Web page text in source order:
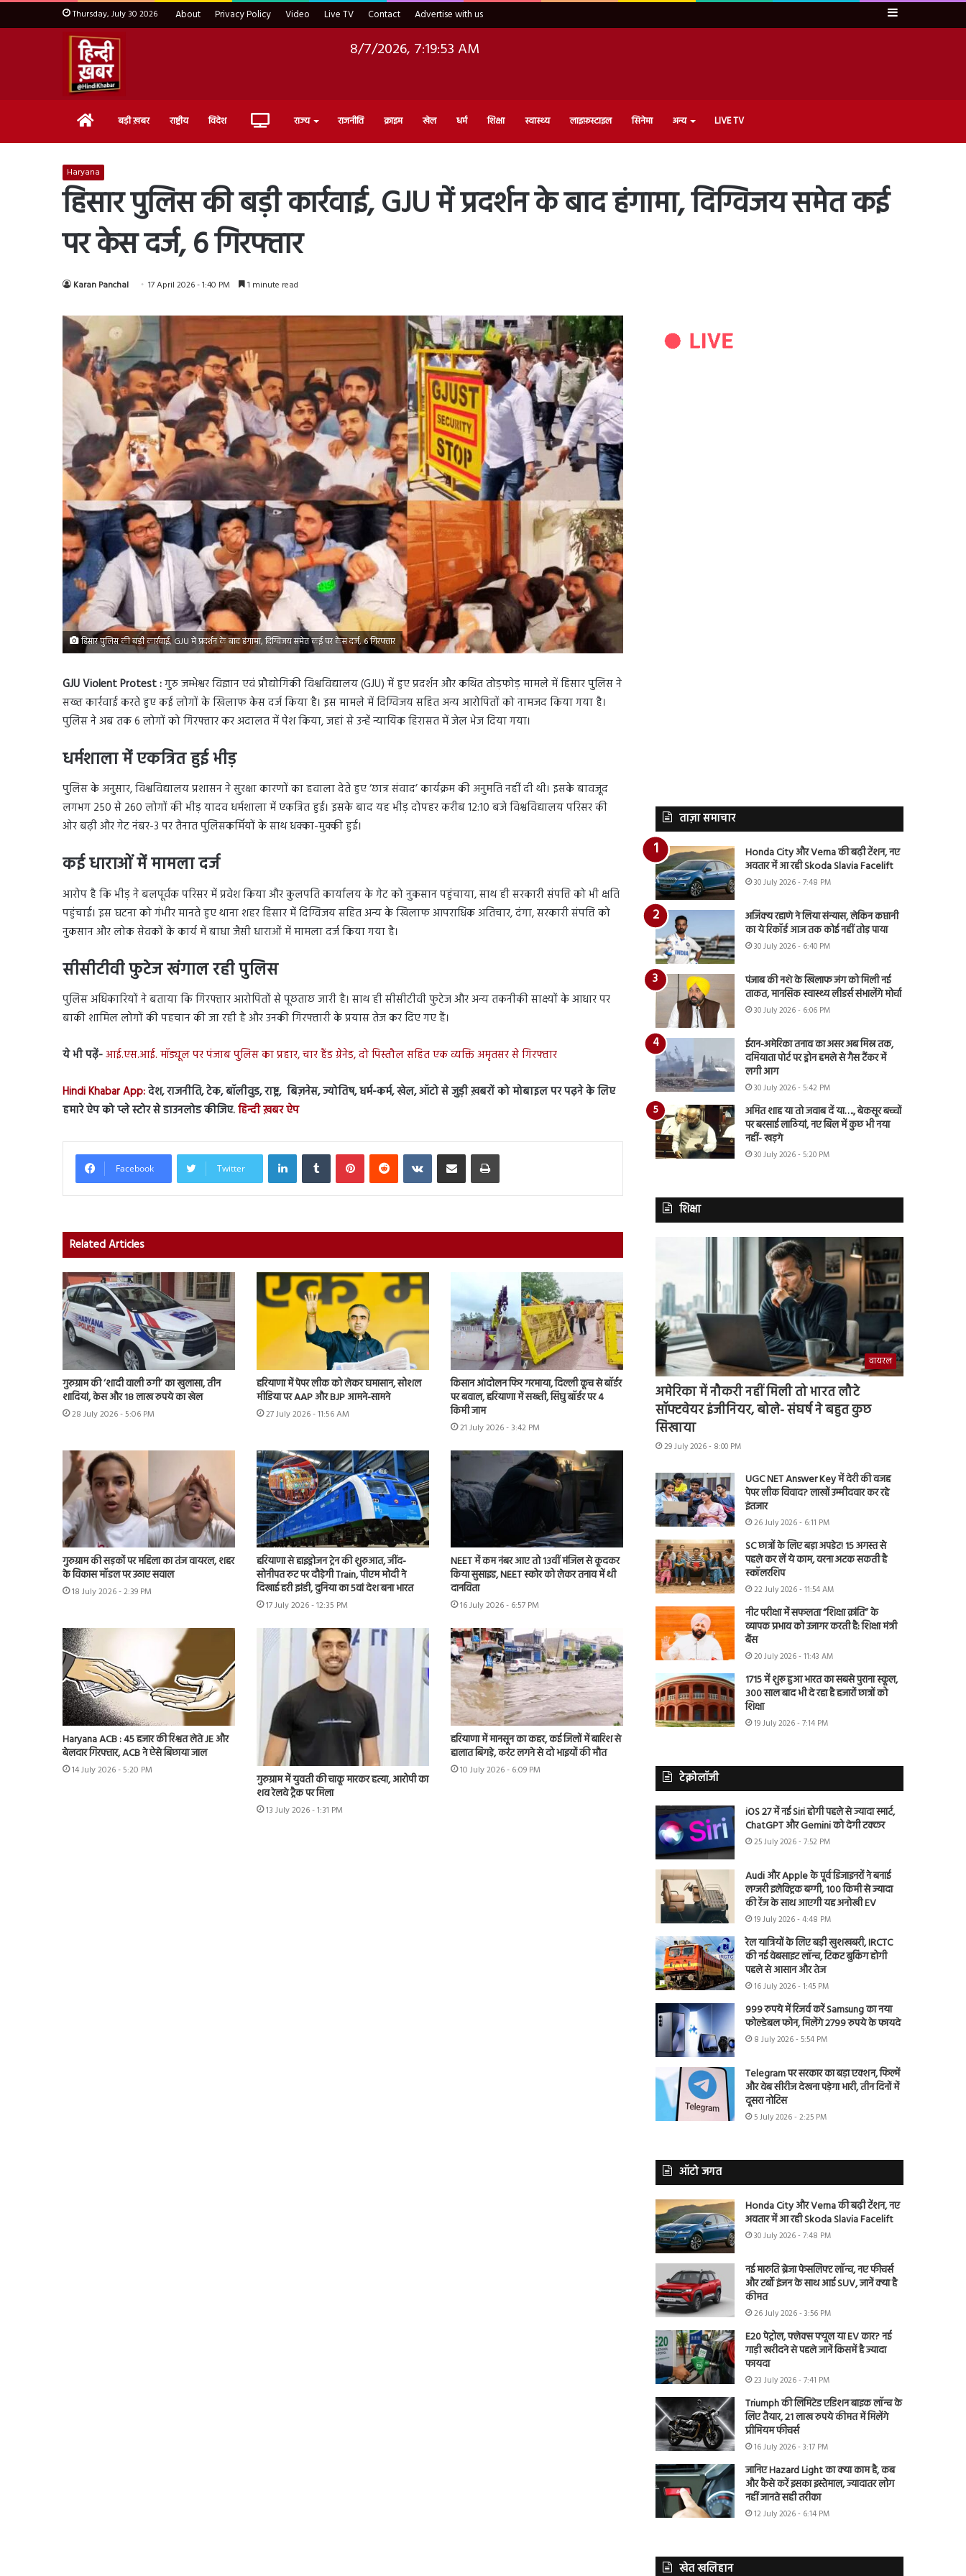
Thursday, July 30 2026 About Privacy Policy Video Live TV Contact Advertise with us Sidebar
8/7/2026, 7:19:54 AM
Home बड़ी ख़बर राष्ट्रीय विदेश Live राज्य राजनीति क्राइम खेल धर्म शिक्षा स्वास्थ्य लाइफ़स्टाइल सिनेमा अन्य LIVE TV
Haryana
हिसार पुलिस की बड़ी कार्रवाई, GJU में प्रदर्शन के बाद हंगामा, दिग्विजय समेत कई
पर केस दर्ज, 6 गिरफ्तार
Karan Panchal 17 April 2026 - 1:40 PM 1 minute read
हिसार पुलिस की बड़ी कार्रवाई, GJU में प्रदर्शन के बाद हंगामा, दिग्विजय समेत कई पर केस दर्ज, 6 गिरफ्तार
GJU Violent Protest :गुरु जम्भेश्वर विज्ञान एवं प्रौद्योगिकी विश्वविद्यालय (GJU) में हुए प्रदर्शन और कथित तोड़फोड़ मामले में हिसार पुलिस ने
सख्त कार्रवाई करते हुए कई लोगों के खिलाफ केस दर्ज किया है। इस मामले में दिग्विजय सहित अन्य आरोपितों को नामजद किया गया है।
पुलिस ने अब तक 6 लोगों को गिरफ्तार कर अदालत में पेश किया, जहां से उन्हें न्यायिक हिरासत में जेल भेज दिया गया।
धर्मशाला में एकत्रित हुई भीड़
पुलिस के अनुसार, विश्वविद्यालय प्रशासन ने सुरक्षा कारणों का हवाला देते हुए ‘छात्र संवाद’ कार्यक्रम की अनुमति नहीं दी थी। इसके बावजूद
लगभग 250 से 260 लोगों की भीड़ यादव धर्मशाला में एकत्रित हुई। इसके बाद यह भीड़ दोपहर करीब 12:10 बजे विश्वविद्यालय परिसर की
ओर बढ़ी और गेट नंबर-3 पर तैनात पुलिसकर्मियों के साथ धक्का-मुक्की हुई।
कई धाराओं में मामला दर्ज
आरोप है कि भीड़ ने बलपूर्वक परिसर में प्रवेश किया और कुलपति कार्यालय के गेट को नुकसान पहुंचाया, साथ ही सरकारी संपत्ति को भी क्षति
पहुंचाई। इस घटना को गंभीर मानते हुए थाना शहर हिसार में दिग्विजय सहित अन्य के खिलाफ आपराधिक अतिचार, दंगा, सरकारी संपत्ति को
नुकसान और लोक सेवकों के कार्य में बाधा जैसी धाराओं में मामला दर्ज किया गया है।
सीसीटीवी फुटेज खंगाल रही पुलिस
पुलिस अधिकारियों ने बताया कि गिरफ्तार आरोपितों से पूछताछ जारी है। साथ ही सीसीटीवी फुटेज और अन्य तकनीकी साक्ष्यों के आधार पर
बाकी शामिल लोगों की पहचान की जा रही है और उनकी गिरफ्तारी के प्रयास तेज कर दिए गए हैं।
ये भी पढ़ें-आई.एस.आई. मॉड्यूल पर पंजाब पुलिस का प्रहार, चार हैंड ग्रेनेड, दो पिस्तौल सहित एक व्यक्ति अमृतसर से गिरफ्तार
Hindi Khabar App:देश, राजनीति, टेक, बॉलीवुड, राष्ट्र, बिज़नेस, ज्योतिष, धर्म-कर्म, खेल, ऑटो से जुड़ी ख़बरों को मोबाइल पर पढ़ने के लिए
हमारे ऐप को प्ले स्टोर से डाउनलोड कीजिए.हिन्दी ख़बर ऐप
Facebook Twitter
LinkedInTumblr PinterestReddit VKontakteShare via Email Print
Related Articles
गुरुग्राम की ‘शादी वाली ठगी’ का खुलासा, तीन
शादियां, केस और 18 लाख रुपये का खेल
28 July 2026 - 5:06 PM
हरियाणा में पेपर लीक को लेकर घमासान, सोशल
मीडिया पर AAP और BJP आमने-सामने
27 July 2026 - 11:56 AM
किसान आंदोलन फिर गरमाया, दिल्ली कूच से बॉर्डर
पर बवाल, हरियाणा में सख्ती, सिंघु बॉर्डर पर 4
किमी जाम
21 July 2026 - 3:42 PM
गुरुग्राम की सड़कों पर महिला का तंज वायरल, शहर
के विकास मॉडल पर उठाए सवाल
18 July 2026 - 2:39 PM
हरियाणा से हाइड्रोजन ट्रेन की शुरुआत, जींद-
सोनीपत रुट पर दौड़ेगी Train, पीएम मोदी ने
दिखाई हरी झंडी, दुनिया का 5वां देश बना भारत
17 July 2026 - 12:35 PM
NEET में कम नंबर आए तो 13वीं मंजिल से कूदकर
किया सुसाइड, NEET स्कोर को लेकर तनाव में थी
दानविता
16 July 2026 - 6:57 PM
Haryana ACB : 45 हजार की रिश्वत लेते JE और
बेलदार गिरफ्तार, ACB ने ऐसे बिछाया जाल
14 July 2026 - 5:20 PM
गुरुग्राम में युवती की चाकू मारकर हत्या, आरोपी का
शव रेलवे ट्रैक पर मिला
13 July 2026 - 1:31 PM
हरियाणा में मानसून का कहर, कई जिलों में बारिश से
हालात बिगड़े, करंट लगने से दो भाइयों की मौत
10 July 2026 - 6:09 PM
ताज़ा समाचार
Honda City और Verna की बढ़ी टेंशन, नए
अवतार में आ रही Skoda Slavia Facelift
30 July 2026 - 7:48 PM
अजिंक्य रहाणे ने लिया संन्यास, लेकिन कप्तानी
का ये रिकॉर्ड आज तक कोई नहीं तोड़ पाया
30 July 2026 - 6:40 PM
पंजाब की नशे के खिलाफ जंग को मिली नई
ताकत, मानसिक स्वास्थ्य लीडर्स संभालेंगे मोर्चा
30 July 2026 - 6:06 PM
ईरान-अमेरिका तनाव का असर अब मिस्र तक,
दमियाता पोर्ट पर ड्रोन हमले से गैस टैंकर में
लगी आग
30 July 2026 - 5:42 PM
अमित शाह या तो जवाब दें या…., बेकसूर बच्चों
पर बरसाई लाठियां, नए बिल में कुछ भी नया
नहीं- खड़गे
30 July 2026 - 5:20 PM
शिक्षा
वायरल
अमेरिका में नौकरी नहीं मिली तो भारत लौटे
सॉफ्टवेयर इंजीनियर, बोले- संघर्ष ने बहुत कुछ
सिखाया
29 July 2026 - 8:00 PM
UGC NET Answer Key में देरी की वजह
पेपर लीक विवाद? लाखों उम्मीदवार कर रहे
इंतजार
26 July 2026 - 6:11 PM
SC छात्रों के लिए बड़ा अपडेट! 15 अगस्त से
पहले कर लें ये काम, वरना अटक सकती है
स्कॉलरशिप
22 July 2026 - 11:54 AM
नीट परीक्षा में सफलता “शिक्षा क्रांति” के
व्यापक प्रभाव को उजागर करती है: शिक्षा मंत्री
बैंस
20 July 2026 - 11:43 AM
1715 में शुरू हुआ भारत का सबसे पुराना स्कूल,
300 साल बाद भी दे रहा है हजारों छात्रों को
शिक्षा
19 July 2026 - 7:14 PM
टेक्नोलॉजी
iOS 27 में नई Siri होगी पहले से ज्यादा स्मार्ट,
ChatGPT और Gemini को देगी टक्कर
25 July 2026 - 7:52 PM
Audi और Apple के पूर्व डिजाइनरों ने बनाई
लग्जरी इलेक्ट्रिक बग्गी, 100 किमी से ज्यादा
की रेंज के साथ आएगी यह अनोखी EV
19 July 2026 - 4:48 PM
रेल यात्रियों के लिए बड़ी खुशखबरी, IRCTC
की नई वेबसाइट लॉन्च, टिकट बुकिंग होगी
पहले से आसान और तेज
16 July 2026 - 1:45 PM
999 रुपये में रिजर्व करें Samsung का नया
फोल्डेबल फोन, मिलेंगे 2799 रुपये के फायदे
8 July 2026 - 5:54 PM
Telegram पर सरकार का बड़ा एक्शन, फिल्में
और वेब सीरीज देखना पड़ेगा भारी, तीन दिनों में
दूसरा नोटिस
5 July 2026 - 2:25 PM
ऑटो जगत
Honda City और Verna की बढ़ी टेंशन, नए
अवतार में आ रही Skoda Slavia Facelift
30 July 2026 - 7:48 PM
नई मारुति ब्रेजा फेसलिफ्ट लॉन्च, नए फीचर्स
और टर्बो इंजन के साथ आई SUV, जानें क्या है
कीमत
26 July 2026 - 3:56 PM
E20 पेट्रोल, फ्लेक्स फ्यूल या EV कार? नई
गाड़ी खरीदने से पहले जानें किसमें है ज्यादा
फायदा
23 July 2026 - 7:41 PM
Triumph की लिमिटेड एडिशन बाइक लॉन्च के
लिए तैयार, 21 लाख रुपये कीमत में मिलेंगे
प्रीमियम फीचर्स
16 July 2026 - 3:17 PM
जानिए Hazard Light का क्या काम है, कब
और कैसे करें इसका इस्तेमाल, ज्यादातर लोग
नहीं जानते सही तरीका
12 July 2026 - 6:14 PM
खेत खलिहान